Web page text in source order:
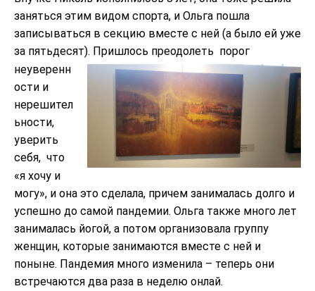
заняться этим видом спорта, и Ольга пошла
записываться в секцию вместе с ней (а было ей уже
за пятьдесят). Пришлось преодолеть порог
неуверенн
ости и
нерешител
ьности,
уверить
себя, что
«я хочу и
могу», и она это сделала, причем занималась долго и
успешно до самой пандемии. Ольга также много лет
занималась йогой, а потом организовала группу
женщин, которые занимаются вместе с ней и
поныне. Пандемия много изменила – теперь они
встречаются два раза в неделю онлай.